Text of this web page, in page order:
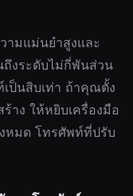
ามแม่นยำสูงและ
ถึงระดับไม่กี่พันส่วน
ป็นสิบเท่า ถ้าคุณตั้ง
าง ให้หยิบเครื่องมือ
หมด โทรศัพท์ที่ปรับ